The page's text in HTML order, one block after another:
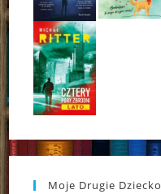
Moje Drugie Dziecko